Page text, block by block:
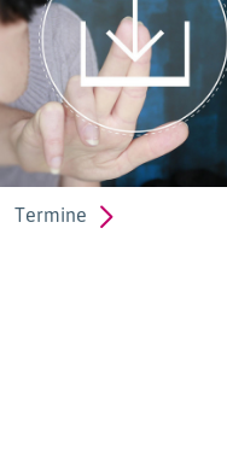
Termine